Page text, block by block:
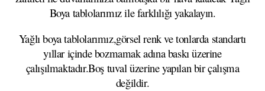
Boya tablolarımız ile farklılığı yakalayın.
Yağlı boya tablolarımız,görsel renk ve tonlarda standartı
yıllar içinde bozmamak adına baskı üzerine
çalışılmaktadır.Boş tuval üzerine yapılan bir çalışma
değildir.